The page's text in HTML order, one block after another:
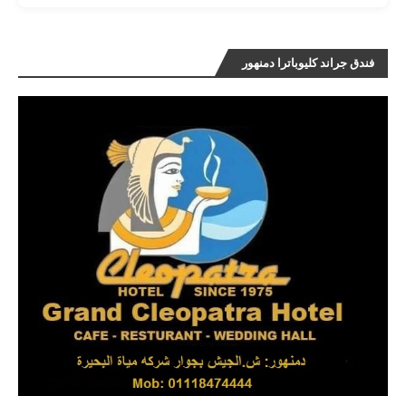
فندق جراند كليوباترا دمنهور